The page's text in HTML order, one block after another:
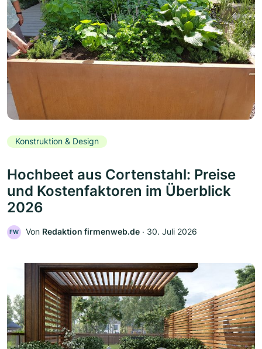
Konstruktion & Design
Hochbeet aus Cortenstahl: Preise
und Kostenfaktoren im Überblick
2026
FW Von Redaktion firmenweb.de ‧ 30. Juli 2026